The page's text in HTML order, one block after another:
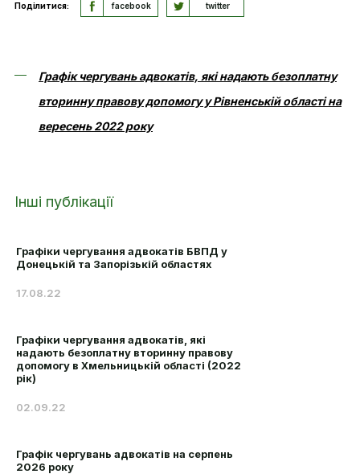
Поділитися: facebook twitter
Графік чергувань адвокатів, які надають безоплатну
вторинну правову допомогу у Рівненській області на
вересень 2022 року
Інші публікації
Графіки чергування адвокатів БВПД у
Донецькій та Запорізькій областях
17.08.22
Графіки чергування адвокатів, які
надають безоплатну вторинну правову
допомогу в Хмельницькій області (2022
рік)
02.09.22
Графік чергувань адвокатів на серпень
2026 року